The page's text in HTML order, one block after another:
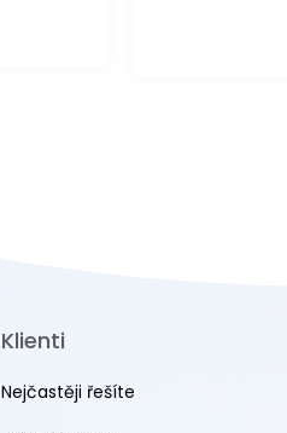
Klienti
Nejčastěji řešíte